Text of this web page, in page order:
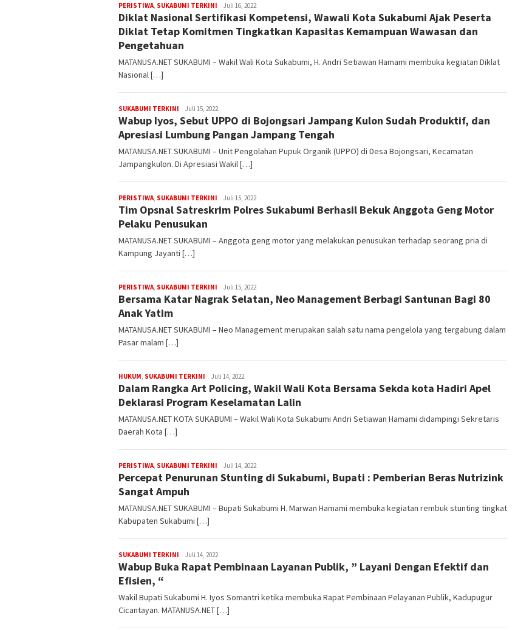
PERISTIWA, SUKABUMI TERKINI admin
Juli 16, 2022
Diklat Nasional Sertifikasi Kompetensi, Wawali Kota Sukabumi Ajak Peserta
Diklat Tetap Komitmen Tingkatkan Kapasitas Kemampuan Wawasan dan
Pengetahuan
MATANUSA.NET SUKABUMI – Wakil Wali Kota Sukabumi, H. Andri Setiawan Hamami membuka kegiatan Diklat
Nasional […]
SUKABUMI TERKINI admin
Juli 15, 2022
Wabup Iyos, Sebut UPPO di Bojongsari Jampang Kulon Sudah Produktif, dan
Apresiasi Lumbung Pangan Jampang Tengah
MATANUSA.NET SUKABUMI – Unit Pengolahan Pupuk Organik (UPPO) di Desa Bojongsari, Kecamatan
Jampangkulon. Di Apresiasi Wakil […]
PERISTIWA, SUKABUMI TERKINI admin
Juli 15, 2022
Tim Opsnal Satreskrim Polres Sukabumi Berhasil Bekuk Anggota Geng Motor
Pelaku Penusukan
MATANUSA.NET SUKABUMI – Anggota geng motor yang melakukan penusukan terhadap seorang pria di
Kampung Jayanti […]
PERISTIWA, SUKABUMI TERKINI admin
Juli 15, 2022
Bersama Katar Nagrak Selatan, Neo Management Berbagi Santunan Bagi 80
Anak Yatim
MATANUSA.NET SUKABUMI – Neo Management merupakan salah satu nama pengelola yang tergabung dalam
Pasar malam […]
HUKUM, SUKABUMI TERKINI admin
Juli 14, 2022
Dalam Rangka Art Policing, Wakil Wali Kota Bersama Sekda kota Hadiri Apel
Deklarasi Program Keselamatan Lalin
MATANUSA.NET KOTA SUKABUMI – Wakil Wali Kota Sukabumi Andri Setiawan Hamami didampingi Sekretaris
Daerah Kota […]
PERISTIWA, SUKABUMI TERKINI admin
Juli 14, 2022
Percepat Penurunan Stunting di Sukabumi, Bupati : Pemberian Beras Nutrizink
Sangat Ampuh
MATANUSA.NET SUKABUMI – Bupati Sukabumi H. Marwan Hamami membuka kegiatan rembuk stunting tingkat
Kabupaten Sukabumi […]
SUKABUMI TERKINI admin
Juli 14, 2022
Wabup Buka Rapat Pembinaan Layanan Publik, ” Layani Dengan Efektif dan
Efisien, “
Wakil Bupati Sukabumi H. Iyos Somantri ketika membuka Rapat Pembinaan Pelayanan Publik, Kadupugur
Cicantayan. MATANUSA.NET […]